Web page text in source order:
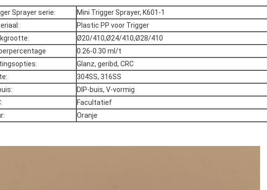
Sprayer serie:
Mini Trigger Sprayer, K601-1
Plastic PP voor Trigger
Ø20/410,Ø24/410,Ø28/410
0.26-0.30 ml/t
Glanz, geribd, CRC
304SS, 316SS
DIP-buis, V-vormig
Facultatief
Oranje